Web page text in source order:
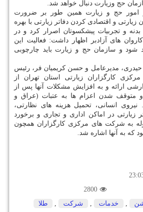
حج وزیارت دنبال خواهد شد.
امور حج و زیارت همین طور بر ضرورت
زیارتی و اقتصادی کردن دفاتر زیارتی با بهره
و تجربیات پیشکسوتان اصرار کرد و در
کاروان های آزادبر اظهار داشت: فعالیت این
شود و سازمان حج و زیارت باید چارچوبی
مدیرعامل و حسن کریمیان فر، رئیس
کارگزاران زیارتی استان تهران از
ارائه و به افزایش مشکلات آنها پس از
متوقف شدن اعزام ها به عتبات (عراق و
نیروی انسانی، تحمیل هزینه های نظارتی،
زیارتی در اماکن اداری و تجاری و برخورد
به شرکت های مرکزی کارگزاران همچون
که به آنها اشاره شد.
2800
, خدمات , شركت , طلا